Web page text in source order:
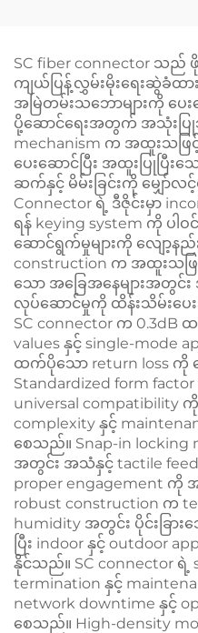
SC fiber connector သည်
ကျယ်ပြန့်လွှမ်းမိုးရေးဆွဲခံထာ
အမြဲတမ်းသဘောများကို ပေ
ပို့ဆောင်ရေးအတွက် အသုံးပြု
mechanism က အထူးသ
ပေးဆောင်ပြီး အထူးပြုပြီး
ဆက်နှင့် မိမ်းခြင်းကို မျှော်
Connector ရဲ့ ဒီဇိုင်းမှာ
ရန် keying system ကို
ဆောင်ရွက်မှုများကို လျော့န
construction က အထူးသဖြင့်
သော အခြေအနေများအတွ
လုပ်ဆောင်မှုကို ထိန်းသိမ်းပ
SC connector က 0.3dB
values နှင့် single-mode
ထက်ပိုသော return loss ကို
Standardized form factor
universal compatibility
complexity နှင့်
စေသည်။ Snap-in locking
အတွင်း အသံနှင့် tactile
proper engagement
robust construction က
humidity အတွင်း ပိုင်းခြာ
ပြီး indoor နှင့် outdoor
နိုင်သည်။ SC connector ရဲ့
termination နှင့်
network downtime နှင့်
စေသည်။ High-density